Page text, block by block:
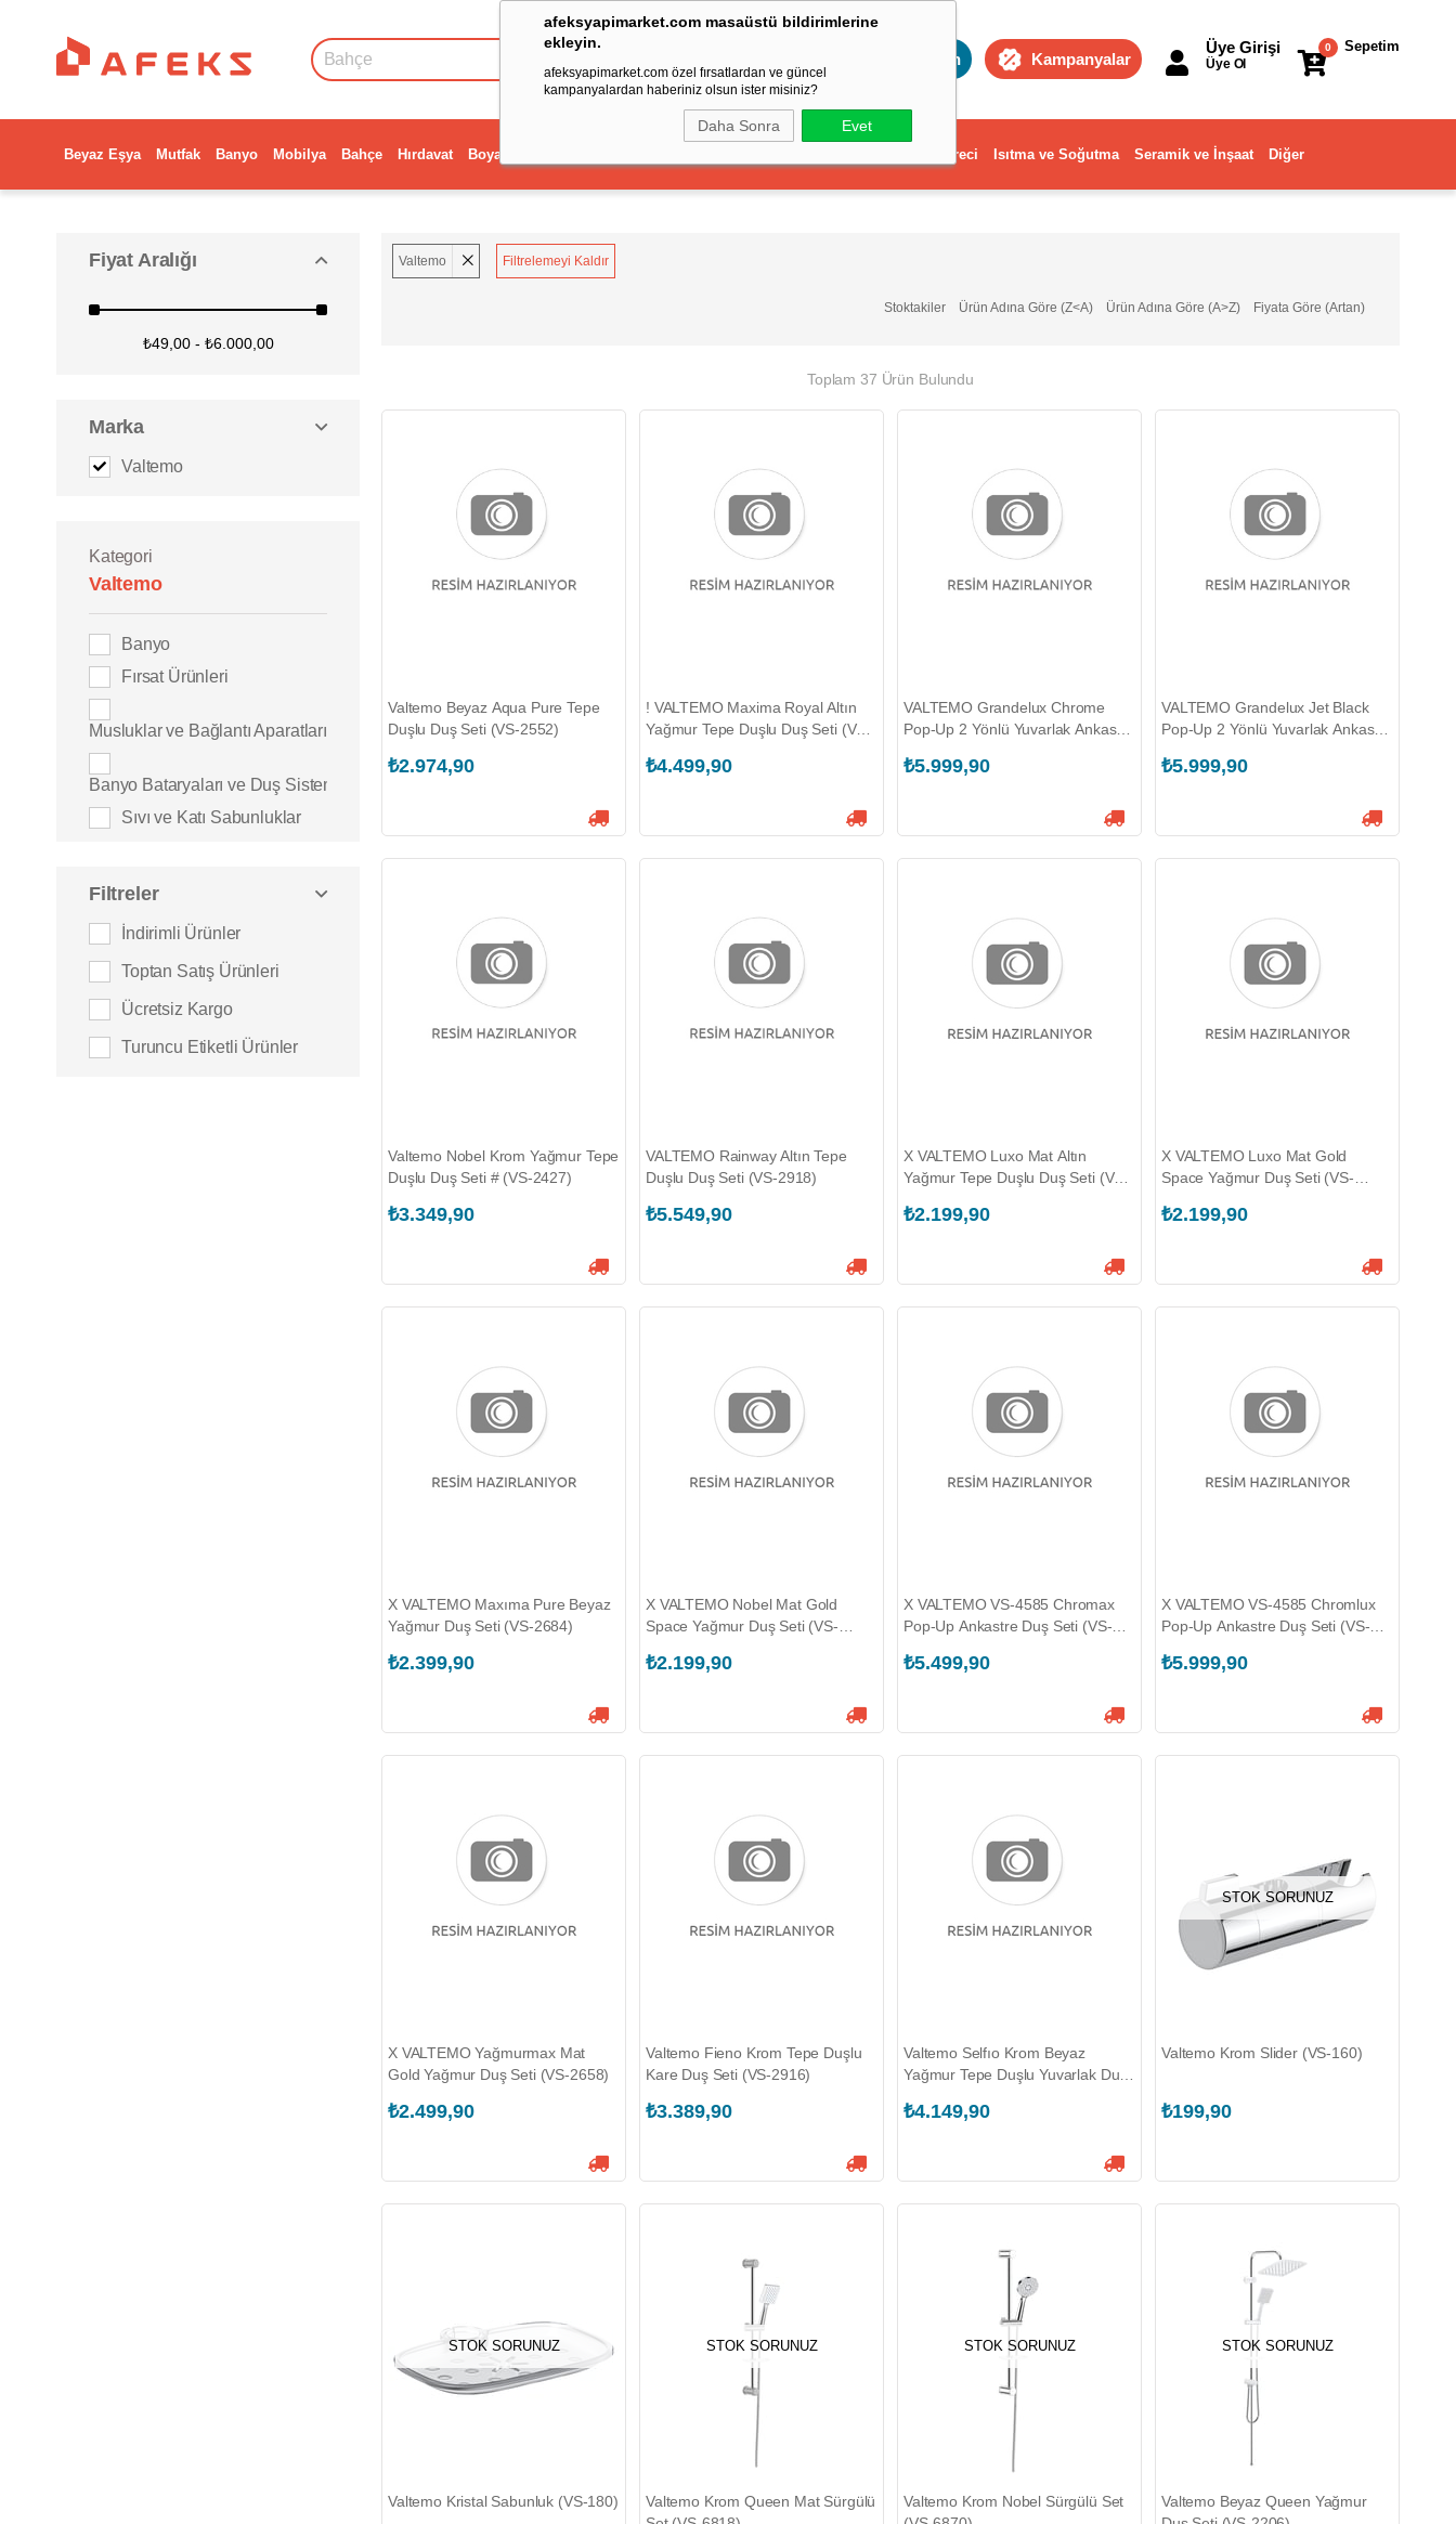
afeksyapimarket.com masaüstü bildirimlerine
ekleyin.
afeksyapimarket.com özel fırsatlardan ve güncel
kampanyalardan haberiniz olsun ister misiniz?
Daha Sonra Evet
Toptan Kampanyalar
Sepetim
0
Üye Girişi
Üye Ol
Beyaz Eşya Mutfak Banyo Mobilya Bahçe Hırdavat Boya Dekorasyon ve Ev Gereci Isıtma ve Soğutma Seramik ve İnşaat Diğer
Fiyat Aralığı
₺49,00 - ₺6.000,00
Marka
Valtemo
Kategori
Valtemo
Banyo
Fırsat Ürünleri
Musluklar ve Bağlantı Aparatları
Banyo Bataryaları ve Duş Sistemleri
Sıvı ve Katı Sabunluklar
Filtreler
İndirimli Ürünler
Toptan Satış Ürünleri
Ücretsiz Kargo
Turuncu Etiketli Ürünler
Valtemo Filtrelemeyi Kaldır
Fiyata Göre (Artan)
Ürün Adına Göre (A>Z)
Ürün Adına Göre (Z<A)
Stoktakiler
Toplam 37 Ürün Bulundu
Valtemo Beyaz Aqua Pure Tepe
Duşlu Duş Seti (VS-2552)
₺2.974,90
! VALTEMO Maxima Royal Altın
Yağmur Tepe Duşlu Duş Seti (VS-
₺4.499,90
VALTEMO Grandelux Chrome
Pop-Up 2 Yönlü Yuvarlak Ankastre
₺5.999,90
VALTEMO Grandelux Jet Black
Pop-Up 2 Yönlü Yuvarlak Ankastre
₺5.999,90
Valtemo Nobel Krom Yağmur Tepe
Duşlu Duş Seti # (VS-2427)
₺3.349,90
VALTEMO Rainway Altın Tepe
Duşlu Duş Seti (VS-2918)
₺5.549,90
X VALTEMO Luxo Mat Altın
Yağmur Tepe Duşlu Duş Seti (VS-
₺2.199,90
X VALTEMO Luxo Mat Gold
Space Yağmur Duş Seti (VS-
₺2.199,90
X VALTEMO Maxıma Pure Beyaz
Yağmur Duş Seti (VS-2684)
₺2.399,90
X VALTEMO Nobel Mat Gold
Space Yağmur Duş Seti (VS-
₺2.199,90
X VALTEMO VS-4585 Chromax
Pop-Up Ankastre Duş Seti (VS-
₺5.499,90
X VALTEMO VS-4585 Chromlux
Pop-Up Ankastre Duş Seti (VS-
₺5.999,90
X VALTEMO Yağmurmax Mat
Gold Yağmur Duş Seti (VS-2658)
₺2.499,90
Valtemo Fieno Krom Tepe Duşlu
Kare Duş Seti (VS-2916)
₺3.389,90
Valtemo Selfıo Krom Beyaz
Yağmur Tepe Duşlu Yuvarlak Duş
₺4.149,90
STOK SORUNUZ
Valtemo Krom Slider (VS-160)
₺199,90
STOK SORUNUZ
Valtemo Kristal Sabunluk (VS-180)
STOK SORUNUZ
Valtemo Krom Queen Mat Sürgülü
STOK SORUNUZ
Valtemo Krom Nobel Sürgülü Set
STOK SORUNUZ
Valtemo Beyaz Queen Yağmur